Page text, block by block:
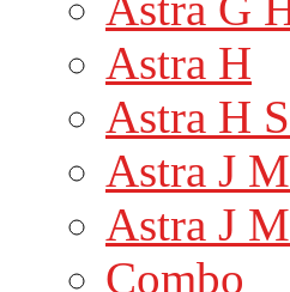
Astra H
Astra H
Astra J
Astra J
Combo